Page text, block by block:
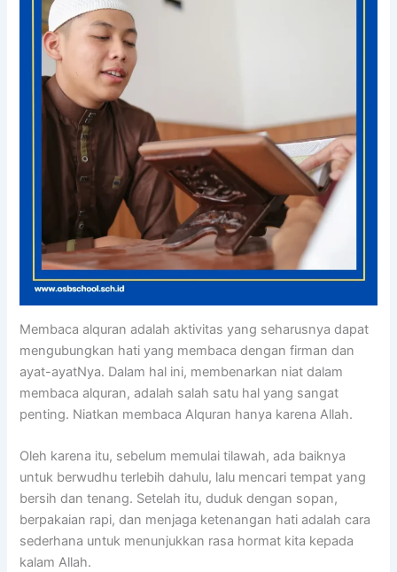
Membaca alquran adalah aktivitas yang seharusnya dapat
mengubungkan hati yang membaca dengan firman dan
ayat-ayatNya. Dalam hal ini, membenarkan niat dalam
membaca alquran, adalah salah satu hal yang sangat
penting. Niatkan membaca Alquran hanya karena Allah.
Oleh karena itu, sebelum memulai tilawah, ada baiknya
untuk berwudhu terlebih dahulu, lalu mencari tempat yang
bersih dan tenang. Setelah itu, duduk dengan sopan,
berpakaian rapi, dan menjaga ketenangan hati adalah cara
sederhana untuk menunjukkan rasa hormat kita kepada
kalam Allah.